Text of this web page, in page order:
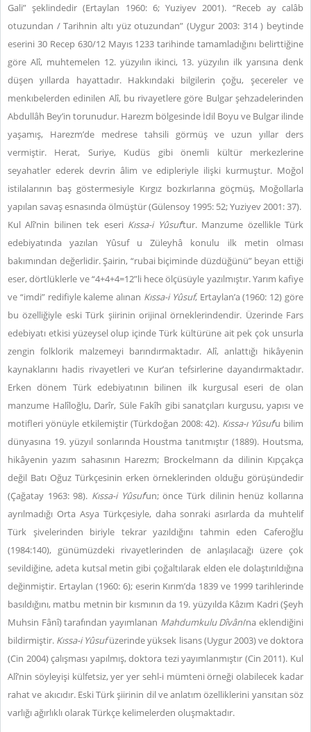
Gali” şeklindedir (Ertaylan 1960: 6; Yuziyev 2001). “Receb ay calâb
otuzundan / Tarihnin altı yüz otuzundan” (Uygur 2003: 314 ) beytinde
eserini 30 Recep 630/12 Mayıs 1233 tarihinde tamamladığını belirttiğine
göre Alî, muhtemelen 12. yüzyılın ikinci, 13. yüzyılın ilk yarısına denk
düşen yıllarda hayattadır. Hakkındaki bilgilerin çoğu, şecereler ve
menkıbelerden edinilen Alî, bu rivayetlere göre Bulgar şehzadelerinden
Abdullâh Bey’in torunudur. Harezm bölgesinde İdil Boyu ve Bulgar ilinde
yaşamış, Harezm’de medrese tahsili görmüş ve uzun yıllar ders
vermiştir. Herat, Suriye, Kudüs gibi önemli kültür merkezlerine
seyahatler ederek devrin âlim ve edipleriyle ilişki kurmuştur. Moğol
istilalarının baş göstermesiyle Kırgız bozkırlarına göçmüş, Moğollarla
yapılan savaş esnasında ölmüştür (Gülensoy 1995: 52; Yuziyev 2001: 37).
Kul Alî’nin bilinen tek eseri Kıssa-i Yûsuf’tur. Manzume özellikle Türk
edebiyatında yazılan Yûsuf u Züleyhâ konulu ilk metin olması
bakımından değerlidir. Şairin, “rubai biçiminde düzdüğünü” beyan ettiği
eser, dörtlüklerle ve “4+4+4=12”li hece ölçüsüyle yazılmıştır. Yarım kafiye
ve “imdi” redifiyle kaleme alınan Kıssa-i Yûsuf, Ertaylan’a (1960: 12) göre
bu özelliğiyle eski Türk şiirinin orijinal örneklerindendir. Üzerinde Fars
edebiyatı etkisi yüzeysel olup içinde Türk kültürüne ait pek çok unsurla
zengin folklorik malzemeyi barındırmaktadır. Alî, anlattığı hikâyenin
kaynaklarını hadis rivayetleri ve Kur’an tefsirlerine dayandırmaktadır.
Erken dönem Türk edebiyatının bilinen ilk kurgusal eseri de olan
manzume Halîloğlu, Darîr, Süle Fakîh gibi sanatçıları kurgusu, yapısı ve
motifleri yönüyle etkilemiştir (Türkdoğan 2008: 42). Kıssa-ı Yûsuf’u bilim
dünyasına 19. yüzyıl sonlarında Houstma tanıtmıştır (1889). Houtsma,
hikâyenin yazım sahasının Harezm; Brockelmann da dilinin Kıpçakça
değil Batı Oğuz Türkçesinin erken örneklerinden olduğu görüşündedir
(Çağatay 1963: 98). Kıssa-i Yûsuf’un; önce Türk dilinin henüz kollarına
ayrılmadığı Orta Asya Türkçesiyle, daha sonraki asırlarda da muhtelif
Türk şivelerinden biriyle tekrar yazıldığını tahmin eden Caferoğlu
(1984:140), günümüzdeki rivayetlerinden de anlaşılacağı üzere çok
sevildiğine, adeta kutsal metin gibi çoğaltılarak elden ele dolaştırıldığına
değinmiştir. Ertaylan (1960: 6); eserin Kırım’da 1839 ve 1999 tarihlerinde
basıldığını, matbu metnin bir kısmının da 19. yüzyılda Kâzım Kadri (Şeyh
Muhsin Fânî) tarafından yayımlanan Mahdumkulu Dîvânı’na eklendiğini
bildirmiştir. Kıssa-i Yûsufüzerinde yüksek lisans (Uygur 2003) ve doktora
(Cin 2004) çalışması yapılmış, doktora tezi yayımlanmıştır (Cin 2011). Kul
Alî’nin söyleyişi külfetsiz, yer yer sehl-i mümteni örneği olabilecek kadar
rahat ve akıcıdır. Eski Türk şiirinin dil ve anlatım özelliklerini yansıtan söz
varlığı ağırlıklı olarak Türkçe kelimelerden oluşmaktadır.